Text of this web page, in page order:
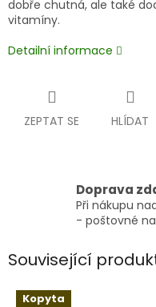
dobře chutná, ale také
vitamíny.
Detailní informace
ZEPTAT SE HLÍDAT
Doprava
Při nákupu
- poštovné
Související
Kopyta